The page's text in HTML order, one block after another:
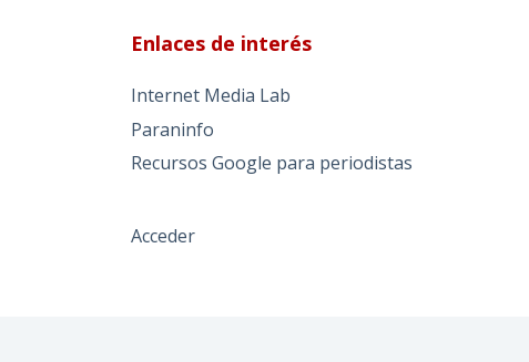
Enlaces de interés
Internet Media Lab
Paraninfo
Recursos Google para periodistas
Acceder